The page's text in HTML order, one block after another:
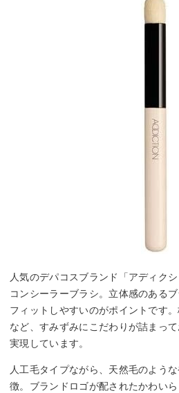
人気のデパコスブランド「アディク
コンシーラーブラシ。立体感のある
フィットしやすいのがポイントです
など、すみずみにこだわりが詰まっ
実現しています。
人工毛タイプながら、天然毛のよう
徴。ブランドロゴが配されたかわい